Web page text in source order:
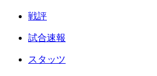
戦評
試合速報
スタッツ